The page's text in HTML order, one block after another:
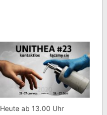
Heute ab 13.00 Uhr